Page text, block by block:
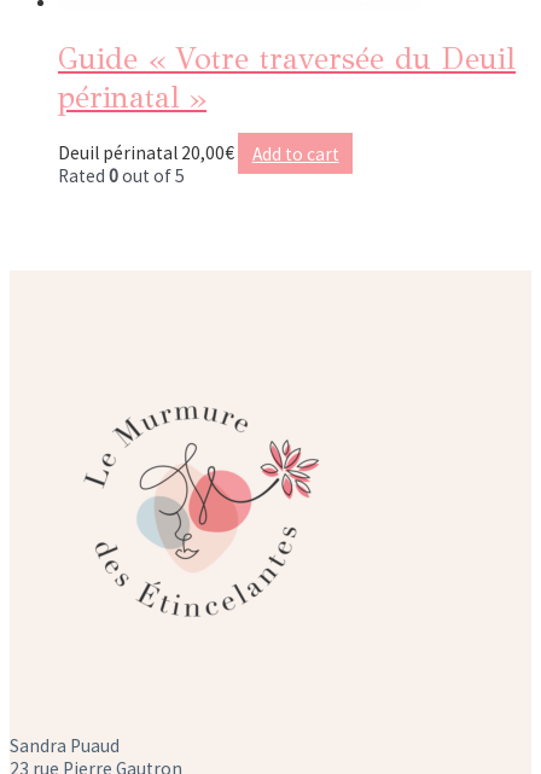
Guide « Votre traversée du Deuil
périnatal »
Deuil périnatal 20,00€
Add to cart
Rated 0out of 5
Sandra Puaud
23 rue Pierre Gautron